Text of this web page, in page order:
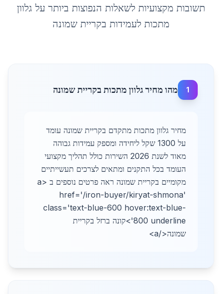
תשובות מקצועיות לשאלות הנפוצות ביותר על גלוון
מתכות לעמידות בקריית שמונה
1 מהו מחיר גלוון מתכות בקריית שמונה
מחיר גלוון מתכות מתקדם בקריית שמונה עומד
על 1300 שקל ליחידה ומספק עמידות גבוהה
מאוד לשנת 2026 השירות כולל תהליך מקצועי
העומד בכל התקנים ומתאים לצרכים תעשייתיים
מקומיים בקריית שמונה ראה פרטים נוספים ב <a
href='/iron-buyer/kiryat-shmona'
class='text-blue-600 hover:text-blue-
800 underline'>קונה ברזל בקריית
שמונה</a>